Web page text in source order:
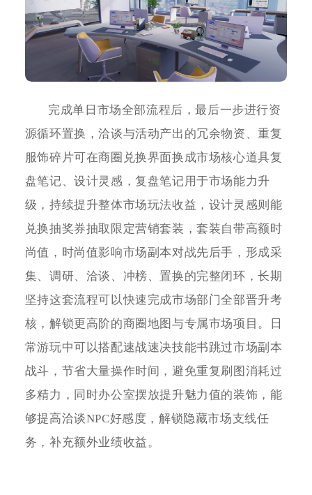
完成单日市场全部流程后，最后一步进行资
源循环置换，洽谈与活动产出的冗余物资、重复
服饰碎片可在商圈兑换界面换成市场核心道具复
盘笔记、设计灵感，复盘笔记用于市场能力升
级，持续提升整体市场玩法收益，设计灵感则能
兑换抽奖券抽取限定营销套装，套装自带高额时
尚值，时尚值影响市场副本对战先后手，形成采
集、调研、洽谈、冲榜、置换的完整闭环，长期
坚持这套流程可以快速完成市场部门全部晋升考
核，解锁更高阶的商圈地图与专属市场项目。日
常游玩中可以搭配速战速决技能书跳过市场副本
战斗，节省大量操作时间，避免重复刷图消耗过
多精力，同时办公室摆放提升魅力值的装饰，能
够提高洽谈NPC好感度，解锁隐藏市场支线任
务，补充额外业绩收益。